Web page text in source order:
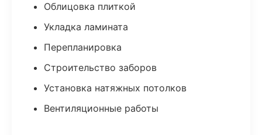
Облицовка плиткой
Укладка ламината
Перепланировка
Строительство заборов
Установка натяжных потолков
Вентиляционные работы